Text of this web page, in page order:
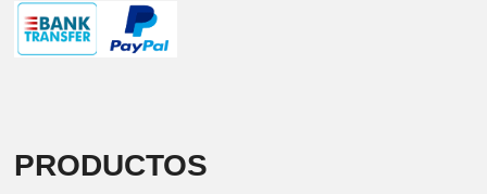
PRODUCTOS